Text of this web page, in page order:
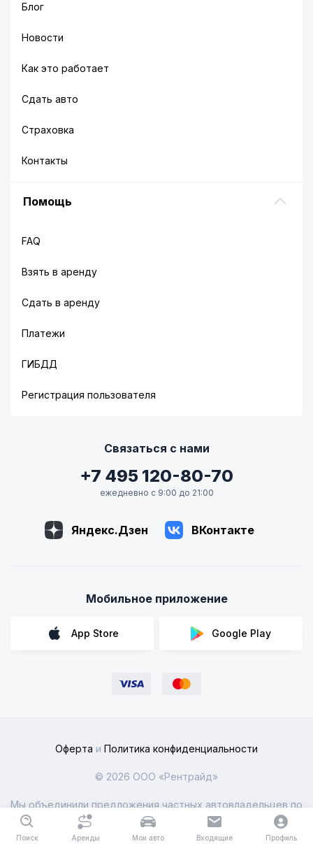
Блог
Новости
Как это работает
Сдать авто
Страховка
Контакты
Помощь
FAQ
Взять в аренду
Сдать в аренду
Платежи
ГИБДД
Регистрация пользователя
Связаться с нами
+7 495 120-80-70
ежедневно с 9:00 до 21:00
Яндекс.Дзен ВКонтакте
Мобильное приложение
App Store Google Play
Оферта и Политика конфиденциальности
© 2026 ООО «Рентрайд»
Мы объединили предложения частных автовладельцев по
всей России
Поиск Аренды Мои авто Входящие Профиль